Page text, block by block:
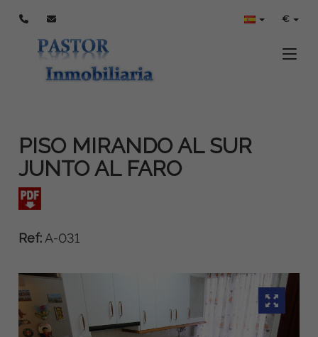
€
PISO MIRANDO AL SUR
JUNTO AL FARO
Ref: A-031